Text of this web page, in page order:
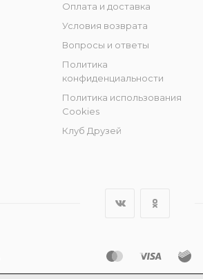
Оплата и доставка
Условия возврата
Вопросы и ответы
Политика
конфиденциальности
Политика использования
Cookies
Клуб Друзей